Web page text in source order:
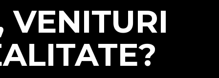
VENITURI